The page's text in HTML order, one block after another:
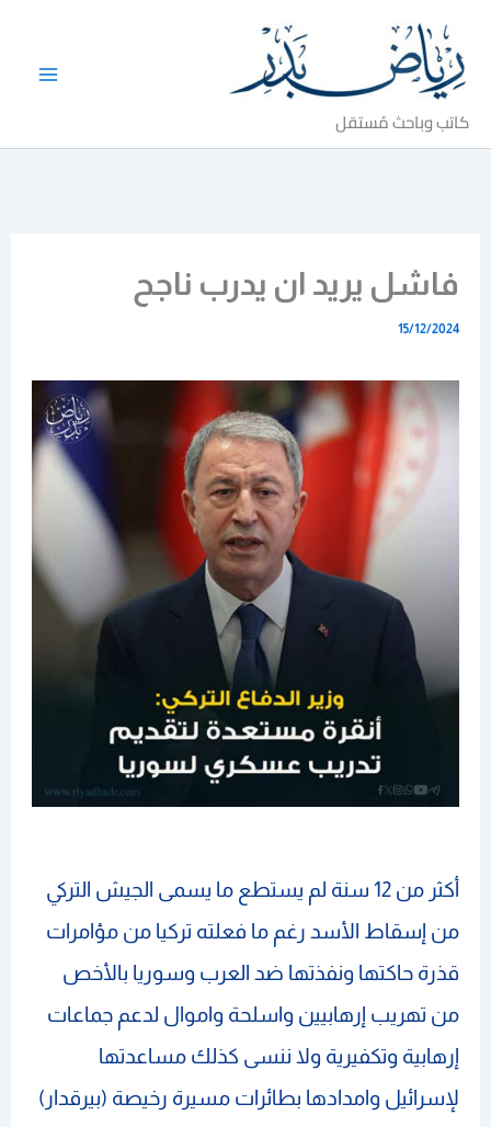
المحتوى
كاتب وباحث مُستقل
فاشل يريد ان يدرب ناجح
15/12/2024
أكثر من 12 سنة لم يستطع ما يسمى الجيش التركي
من إسقاط الأسد رغم ما فعلته تركيا من مؤامرات
قذرة حاكتها ونفذتها ضد العرب وسوريا بالأخص
من تهريب إرهابيين واسلحة واموال لدعم جماعات
إرهابية وتكفيرية ولا ننسى كذلك مساعدتها
لإسرائيل وامدادها بطائرات مسيرة رخيصة (بيرقدار)